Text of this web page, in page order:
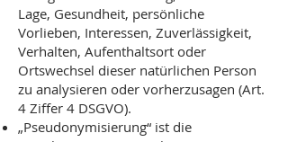
Lage, Gesundheit, persönliche
Vorlieben, Interessen, Zuverlässigkeit,
Verhalten, Aufenthaltsort oder
Ortswechsel dieser natürlichen Person
zu analysieren oder vorherzusagen (Art.
4 Ziffer 4 DSGVO).
„Pseudonymisierung“ ist die